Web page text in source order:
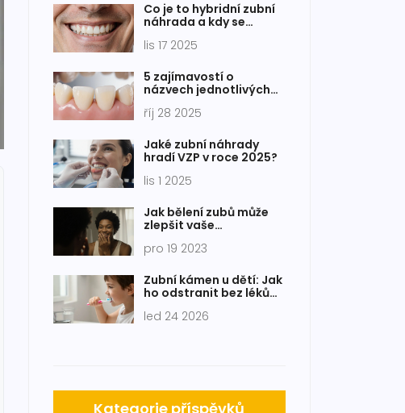
Co je to hybridní zubní
náhrada a kdy se
lis 17 2025
5 zajímavostí o
názvech jednotlivých
nevěděli
říj 28 2025
Jaké zubní náhrady
hradí VZP v roce 2025?
lis 1 2025
Jak bělení zubů může
zlepšit vaše
pro 19 2023
Zubní kámen u dětí: Jak
ho odstranit bez léků
led 24 2026
Kategorie příspěvků